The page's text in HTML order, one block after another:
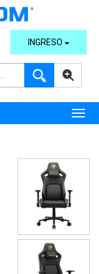
AVANZADA
INGRESO